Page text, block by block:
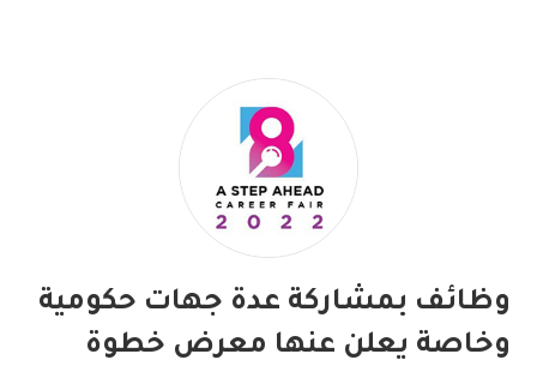
وظائف بمشاركة عدة جهات حكومية
وخاصة يعلن عنها معرض خطوة